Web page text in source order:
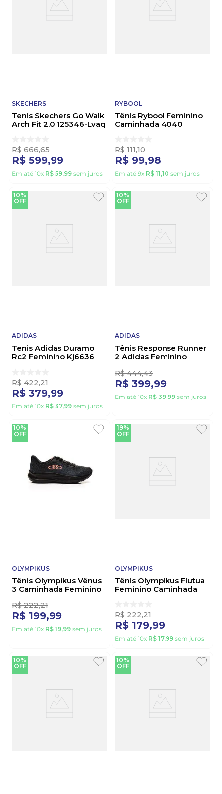
SKECHERS
Tenis Skechers Go Walk
Arch Fit 2.0 125346-Lvaq
R$ 666,65
R$ 599,99
Em até 10x R$ 59,99 sem juros
RYBOOL
Tênis Rybool Feminino
Caminhada 4040
R$ 111,10
R$ 99,98
Em até 9x R$ 11,10 sem juros
10%
OFF
ADIDAS
Tenis Adidas Duramo
Rc2 Feminino Kj6636
R$ 422,21
R$ 379,99
Em até 10x R$ 37,99 sem juros
10%
OFF
ADIDAS
Tênis Response Runner
2 Adidas Feminino
R$ 444,43
R$ 399,99
10%
OFF
OLYMPIKUS
Tênis Olympikus Vênus
3 Caminhada Feminino
R$ 222,21
R$ 199,99
19%
OFF
OLYMPIKUS
Tênis Olympikus Flutua
Feminino Caminhada
R$ 222,21
R$ 179,99
Em até 10x R$ 17,99 sem juros
10%
OFF
10%
OFF